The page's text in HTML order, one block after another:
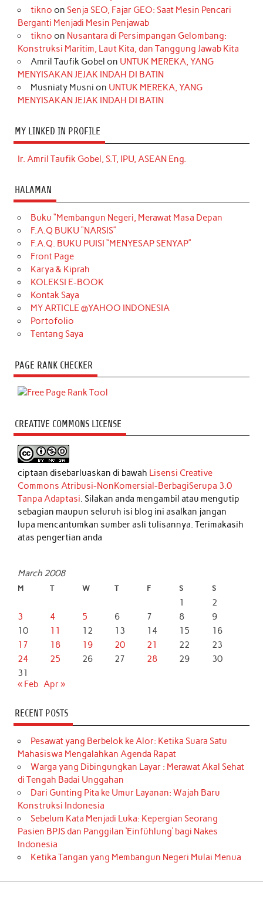
tikno on Senja SEO, Fajar GEO: Saat Mesin Pencari
Berganti Menjadi Mesin Penjawab
tikno on Nusantara di Persimpangan Gelombang:
Konstruksi Maritim, Laut Kita, dan Tanggung Jawab Kita
Amril Taufik Gobel on UNTUK MEREKA, YANG
MENYISAKAN JEJAK INDAH DI BATIN
Musniaty Musni on UNTUK MEREKA, YANG
MENYISAKAN JEJAK INDAH DI BATIN
MY LINKED IN PROFILE
Ir. Amril Taufik Gobel, S.T, IPU, ASEAN Eng.
HALAMAN
Buku “Membangun Negeri, Merawat Masa Depan
F.A.Q BUKU “NARSIS”
F.A.Q. BUKU PUISI “MENYESAP SENYAP”
Front Page
Karya & Kiprah
KOLEKSI E-BOOK
Kontak Saya
MY ARTICLE @YAHOO INDONESIA
Portofolio
Tentang Saya
PAGE RANK CHECKER
CREATIVE COMMONS LICENSE
ciptaan disebarluaskan di bawah Lisensi Creative
Commons Atribusi-NonKomersial-BerbagiSerupa 3.0
Tanpa Adaptasi. Silakan anda mengambil atau mengutip
sebagian maupun seluruh isi blog ini asalkan jangan
lupa mencantumkan sumber asli tulisannya. Terimakasih
atas pengertian anda
March 2008
M T W T F S S
1
2
3
4 5 6 7 8
9
10
11 12 13 14 15
16
17
18 19 20 21 22
23
24
25 26 27 28 29
30
31
« Feb Apr »
RECENT POSTS
Pesawat yang Berbelok ke Alor: Ketika Suara Satu
Mahasiswa Mengalahkan Agenda Rapat
Warga yang Dibingungkan Layar : Merawat Akal Sehat
di Tengah Badai Unggahan
Dari Gunting Pita ke Umur Layanan: Wajah Baru
Konstruksi Indonesia
Sebelum Kata Menjadi Luka: Kepergian Seorang
Pasien BPJS dan Panggilan ‘Einfühlung’ bagi Nakes
Indonesia
Ketika Tangan yang Membangun Negeri Mulai Menua